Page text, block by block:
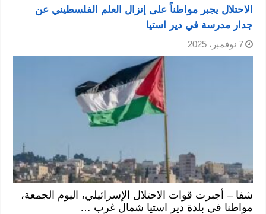
الاحتلال يجبر مواطناً على إنزال العلم الفلسطيني عن
جدار مدرسة في دير استيا
7 نوفمبر، 2025
شفا – أجبرت قوات الاحتلال الإسرائيلي، اليوم الجمعة،
مواطنا في بلدة دير استيا شمال غرب …